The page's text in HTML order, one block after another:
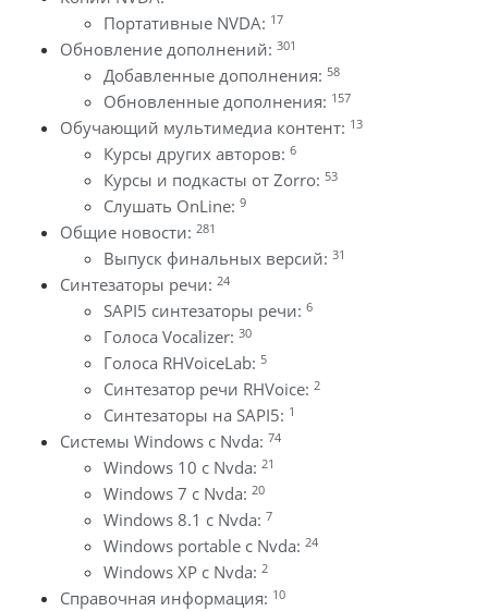
Портативные NVDA: 17
Обновление дополнений: 301
Добавленные дополнения: 58
Обновленные дополнения: 157
Обучающий мультимедиа контент: 13
Курсы других авторов: 6
Курсы и подкасты от Zorro: 53
Слушать OnLine: 9
Общие новости: 281
Выпуск финальных версий: 31
Синтезаторы речи: 24
SAPI5 синтезаторы речи: 6
Голоса Vocalizer: 30
Голоса RHVoiceLab: 5
Синтезатор речи RHVoice: 2
Синтезаторы на SAPI5: 1
Системы Windows с Nvda: 74
Windows 10 с Nvda: 21
Windows 7 с Nvda: 20
Windows 8.1 с Nvda: 7
Windows portable с Nvda: 24
Windows XP с Nvda: 2
Справочная информация: 10